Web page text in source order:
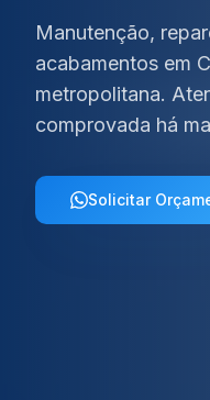
Manutenção,
acabamentos em
metropolitana.
comprovada há
Solicitar